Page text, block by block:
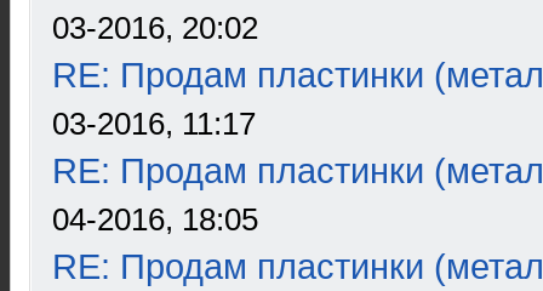
03-2016, 20:02
RE: Продам пластинки
03-2016, 11:17
RE: Продам пластинки
04-2016, 18:05
RE: Продам пластинки